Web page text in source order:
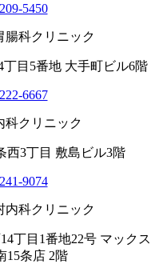
5450
腸科クリニック
目5番地 大手町ビル6階
6667
科クリニック
西3丁目 敷島ビル3階
9074
内科クリニック
丁目1番地22号 マックス
15条店 2階